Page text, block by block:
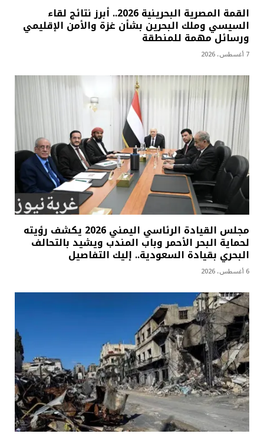
القمة المصرية البحرينية 2026.. أبرز نتائج لقاء
السيسي وملك البحرين بشأن غزة والأمن الإقليمي
ورسائل مهمة للمنطقة
7 أغسطس، 2026
مجلس القيادة الرئاسي اليمني 2026 يكشف رؤيته
لحماية البحر الأحمر وباب المندب ويشيد بالتحالف
البحري بقيادة السعودية.. إليك التفاصيل
6 أغسطس، 2026